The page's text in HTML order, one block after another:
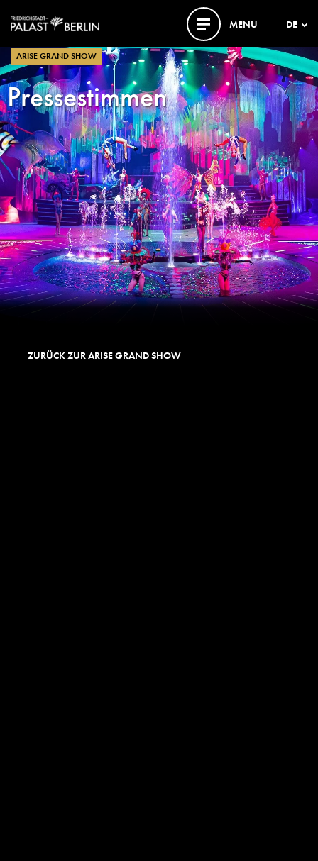
MENU DE
ARISE GRAND SHOW
Pressestimmen
ZURÜCK ZUR ARISE GRAND SHOW